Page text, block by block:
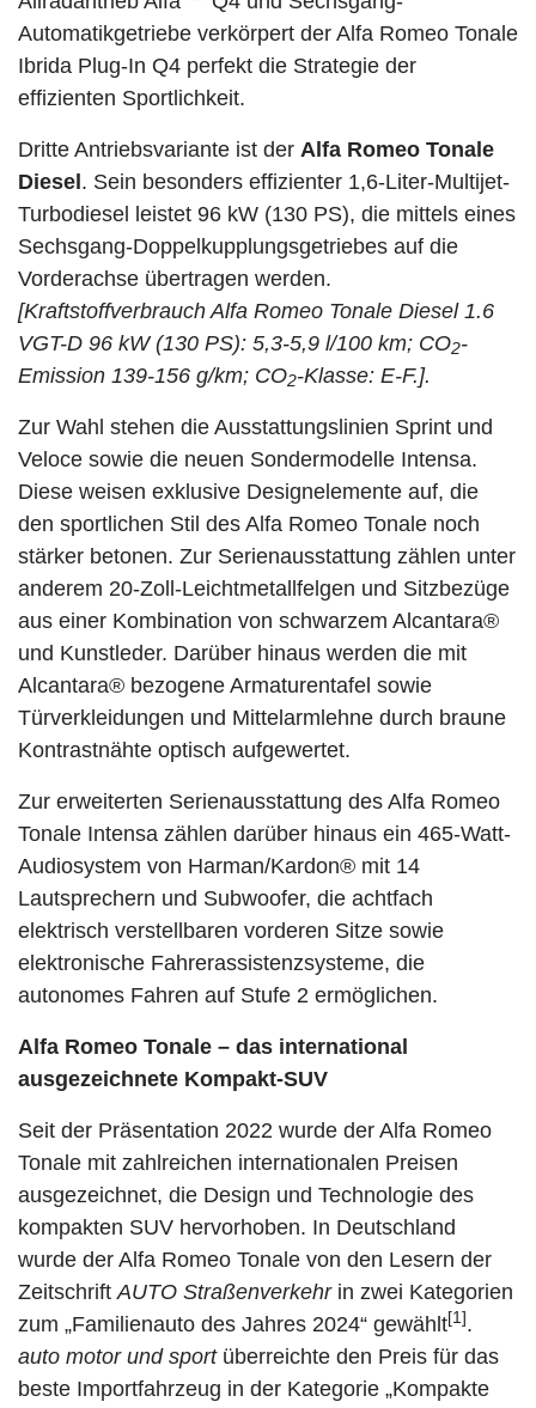
Automatikgetriebe verkörpert der Alfa Romeo Tonale
Ibrida Plug-In Q4 perfekt die Strategie der
effizienten Sportlichkeit.
Dritte Antriebsvariante ist der Alfa Romeo Tonale
Diesel . Sein besonders effizienter 1,6-Liter-Multijet-
Turbodiesel leistet 96 kW (130 PS), die mittels eines
Sechsgang-Doppelkupplungsgetriebes auf die
Vorderachse übertragen werden.
[Kraftstoffverbrauch Alfa Romeo Tonale Diesel 1.6
VGT-D 96 kW (130 PS): 5,3-5,9 l/100 km; CO2-
Emission 139-156 g/km; CO2-Klasse: E-F.].
Zur Wahl stehen die Ausstattungslinien Sprint und
Veloce sowie die neuen Sondermodelle Intensa.
Diese weisen exklusive Designelemente auf, die
den sportlichen Stil des Alfa Romeo Tonale noch
stärker betonen. Zur Serienausstattung zählen unter
anderem 20-Zoll-Leichtmetallfelgen und Sitzbezüge
aus einer Kombination von schwarzem Alcantara®
und Kunstleder. Darüber hinaus werden die mit
Alcantara® bezogene Armaturentafel sowie
Türverkleidungen und Mittelarmlehne durch braune
Kontrastnähte optisch aufgewertet.
Zur erweiterten Serienausstattung des Alfa Romeo
Tonale Intensa zählen darüber hinaus ein 465-Watt-
Audiosystem von Harman/Kardon® mit 14
Lautsprechern und Subwoofer, die achtfach
elektrisch verstellbaren vorderen Sitze sowie
elektronische Fahrerassistenzsysteme, die
autonomes Fahren auf Stufe 2 ermöglichen.
Alfa Romeo Tonale – das international
ausgezeichnete Kompakt-SUV
Seit der Präsentation 2022 wurde der Alfa Romeo
Tonale mit zahlreichen internationalen Preisen
ausgezeichnet, die Design und Technologie des
kompakten SUV hervorhoben. In Deutschland
wurde der Alfa Romeo Tonale von den Lesern der
ZeitschriftAUTO Straßenverkehrin zwei Kategorien
zum „Familienauto des Jahres 2024“ gewählt[1] .
auto motor und sport überreichte den Preis für das
beste Importfahrzeug in der Kategorie „Kompakte